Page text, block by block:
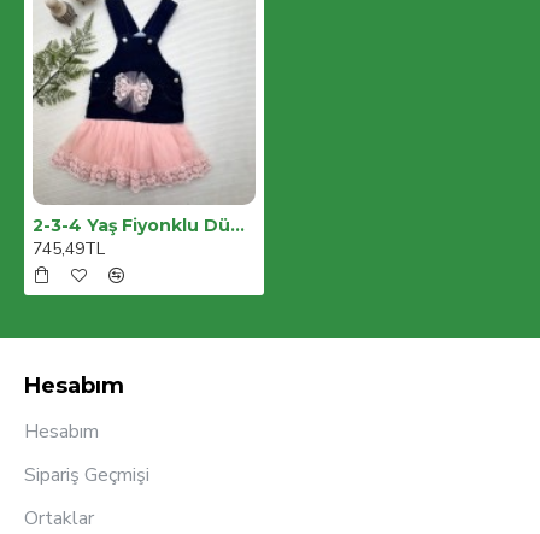
2-3-4 Yaş Fiyonklu Düğme Detaylı Tül Etek Kot Kumaş Salopet Kız Çocuk Elbisesi
745,49TL
Hesabım
Hesabım
Sipariş Geçmişi
Ortaklar